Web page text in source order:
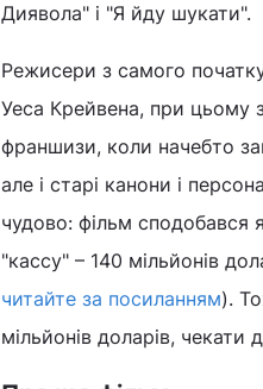
Диявола" і "Я йду шукати".
Режисери з самого
Уеса Крейвена, при цьому
франшизи, коли начебто
але і старі канони і
чудово: фільм сподобався
"кассу" – 140 мільйонів
читайте за посиланням).
мільйонів доларів,